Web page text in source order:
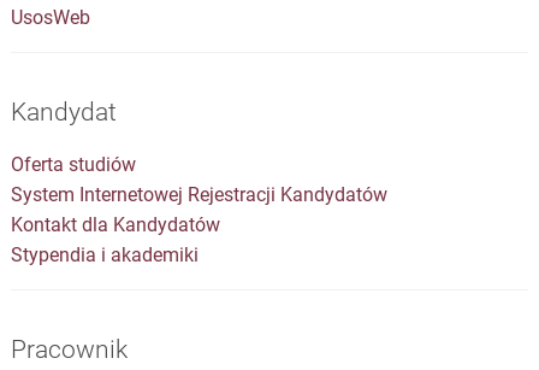
UsosWeb
Kandydat
Oferta studiów
System Internetowej Rejestracji Kandydatów
Kontakt dla Kandydatów
Stypendia i akademiki
Pracownik